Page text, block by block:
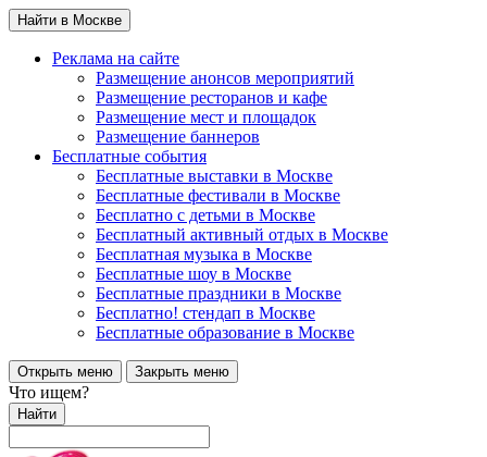
Найти в Москве
Реклама на сайте
Размещение анонсов мероприятий
Размещение ресторанов и кафе
Размещение мест и площадок
Размещение баннеров
Бесплатные события
Бесплатные выставки в Москве
Бесплатные фестивали в Москве
Бесплатно с детьми в Москве
Бесплатный активный отдых в Москве
Бесплатная музыка в Москве
Бесплатные шоу в Москве
Бесплатные праздники в Москве
Бесплатно! стендап в Москве
Бесплатные образование в Москве
Открыть меню Закрыть меню
Что ищем?
Найти